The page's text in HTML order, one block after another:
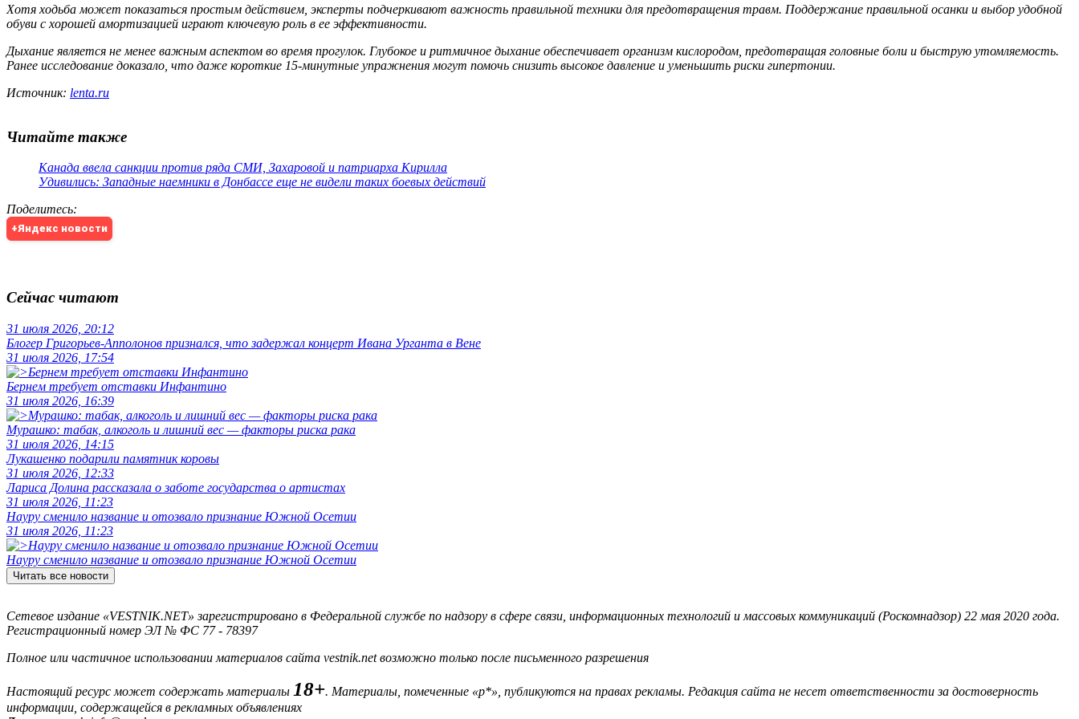
Хотя ходьба может показаться простым действием, эксперты подчеркивают важность правильной техники для предотвращения травм. Поддержание правильной осанки и выбор удобной
обуви с хорошей амортизацией играют ключевую роль в ее эффективности.
Дыхание является не менее важным аспектом во время прогулок. Глубокое и ритмичное дыхание обеспечивает организм кислородом, предотвращая головные боли и быструю утомляемость.
Ранее исследование доказало, что даже короткие 15-минутные упражнения могут помочь снизить высокое давление и уменьшить риски гипертонии.
Источник: lenta.ru
Читайте также
Канада ввела санкции против ряда СМИ, Захаровой и патриарха Кирилла
Удивились: Западные наемники в Донбассе еще не видели таких боевых действий
Поделитесь:
+Яндекс новости
Сейчас читают
31 июля 2026, 20:12
Блогер Григорьев-Апполонов признался, что задержал концерт Ивана Урганта в Вене
31 июля 2026, 17:54
Бернем требует отставки Инфантино
31 июля 2026, 16:39
Мурашко: табак, алкоголь и лишний вес — факторы риска рака
31 июля 2026, 14:15
Лукашенко подарили памятник коровы
31 июля 2026, 12:33
Лариса Долина рассказала о заботе государства о артистах
31 июля 2026, 11:23
Науру сменило название и отозвало признание Южной Осетии
31 июля 2026, 11:23
Науру сменило название и отозвало признание Южной Осетии
Читать все новости
Сетевое издание «VESTNIK.NET» зарегистрировано в Федеральной службе по надзору в сфере связи, информационных технологий и массовых коммуникаций (Роскомнадзор) 22 мая 2020 года.
Регистрационный номер ЭЛ № ФС 77 - 78397
Полное или частичное использовании материалов сайта vestnik.net возможно только после письменного разрешения
Настоящий ресурс может содержать материалы 18+. Материалы, помеченные «р*», публикуются на правах рекламы. Редакция сайта не несет ответственности за достоверность
информации, содержащейся в рекламных объявлениях